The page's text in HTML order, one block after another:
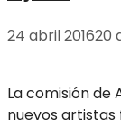
24 abril 201620
La comisión de
nuevos artistas